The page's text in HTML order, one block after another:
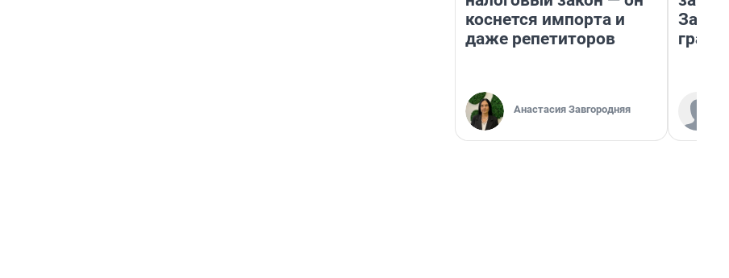
коснется импорта и
даже репетиторов
Анастасия Завгородняя